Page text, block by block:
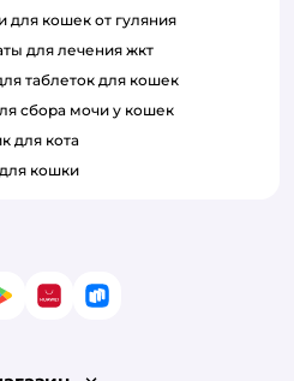
для кошек от гуляния
для лечения жкт
таблеток для кошек
сбора мочи у кошек
для кота
для кошки
Google Play
AppGallery
RuStore